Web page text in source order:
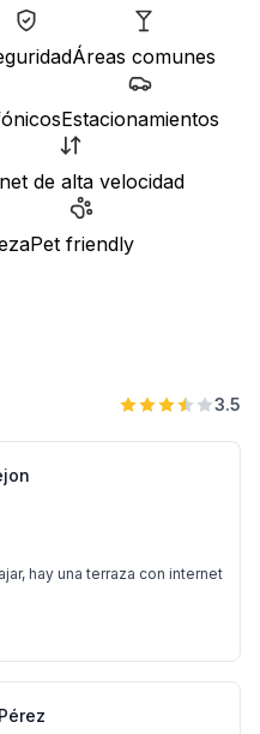
Áreas comunes
Estacionamientos
de alta velocidad
Pet friendly
3.5
hay una terraza con internet